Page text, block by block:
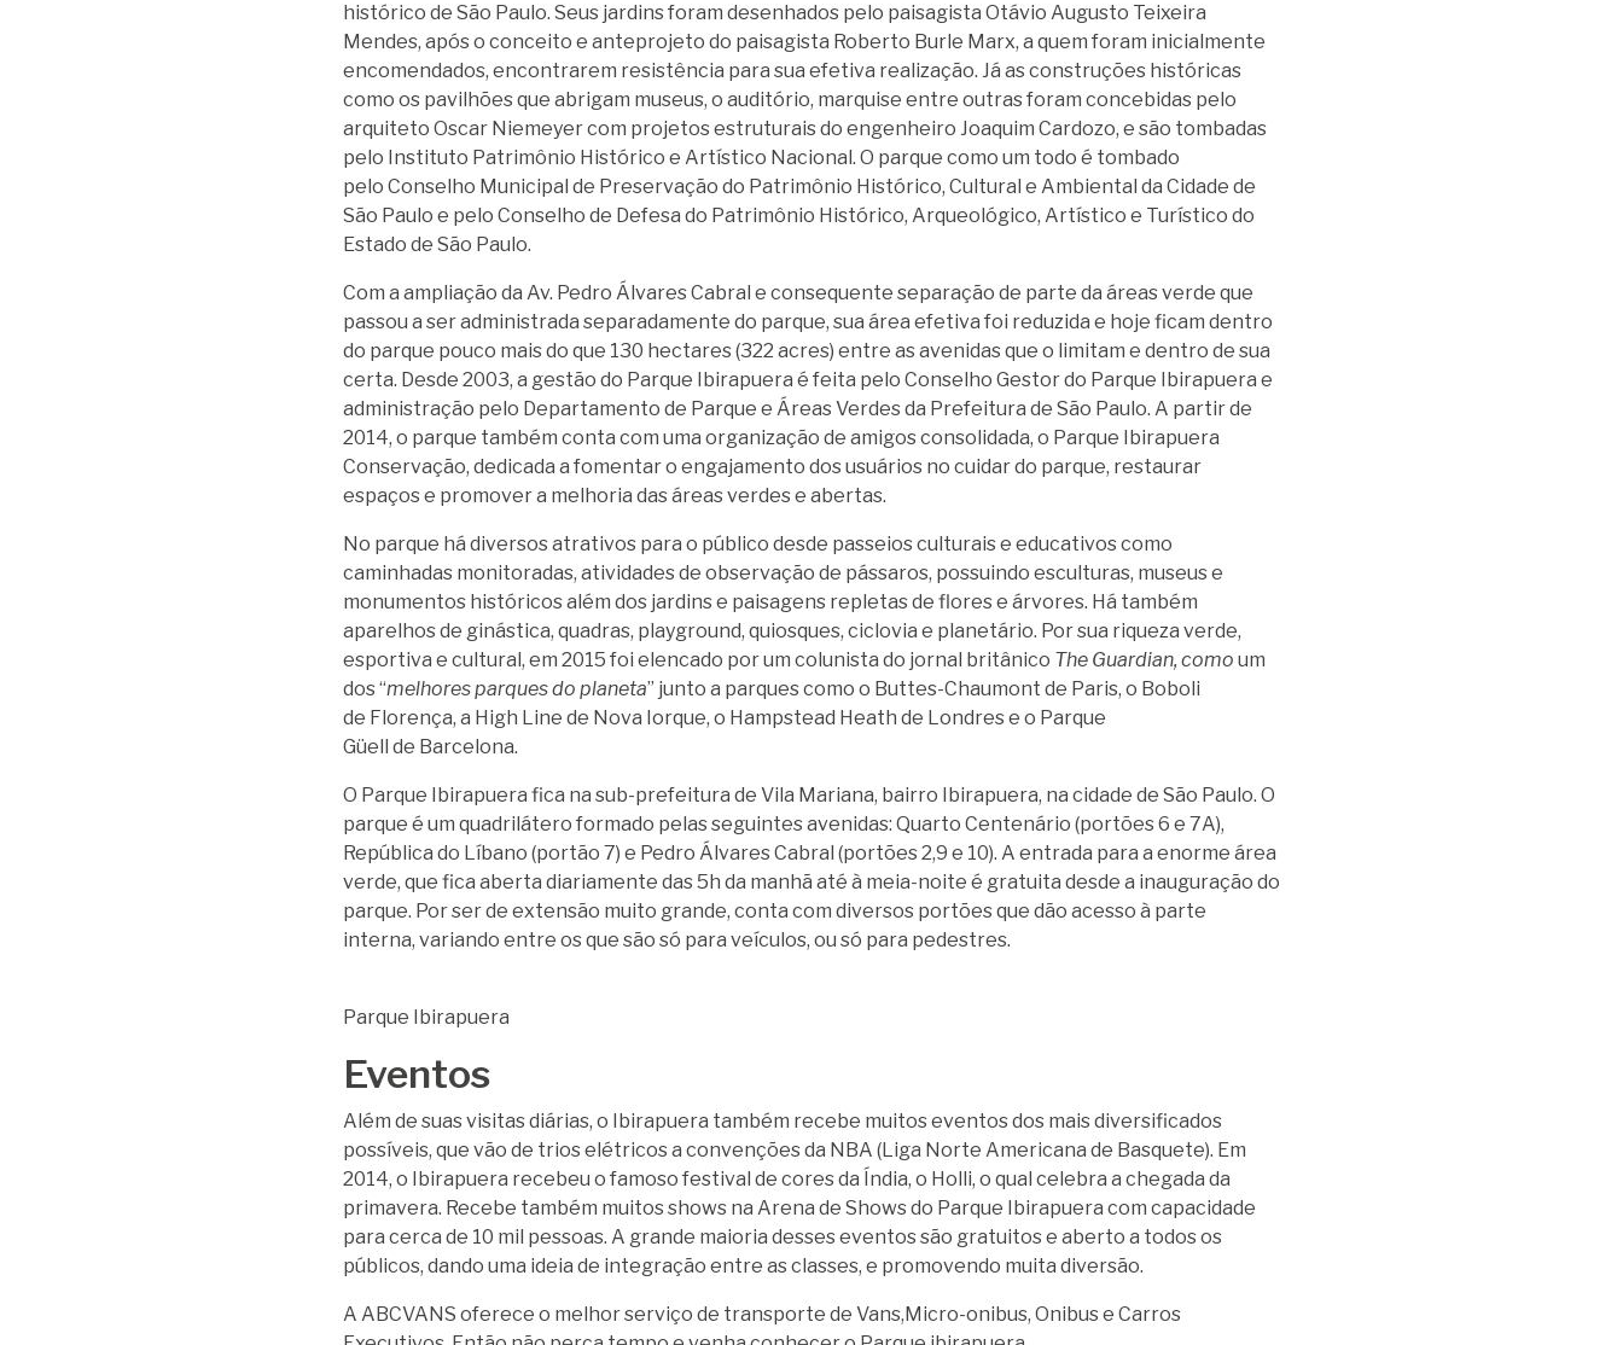
histórico de São Paulo. Seus jardins foram desenhados pelo paisagista Otávio Augusto Teixeira
Mendes, após o conceito e anteprojeto do paisagista Roberto Burle Marx, a quem foram inicialmente
encomendados, encontrarem resistência para sua efetiva realização. Já as construções históricas
como os pavilhões que abrigam museus, o auditório, marquise entre outras foram concebidas pelo
arquiteto Oscar Niemeyer com projetos estruturais do engenheiro Joaquim Cardozo, e são tombadas
pelo Instituto Patrimônio Histórico e Artístico Nacional. O parque como um todo é tombado
pelo Conselho Municipal de Preservação do Patrimônio Histórico, Cultural e Ambiental da Cidade de
São Paulo e pelo Conselho de Defesa do Patrimônio Histórico, Arqueológico, Artístico e Turístico do
Estado de São Paulo.
Com a ampliação da Av. Pedro Álvares Cabral e consequente separação de parte da áreas verde que
passou a ser administrada separadamente do parque, sua área efetiva foi reduzida e hoje ficam dentro
do parque pouco mais do que 130 hectares (322 acres) entre as avenidas que o limitam e dentro de sua
certa. Desde 2003, a gestão do Parque Ibirapuera é feita pelo Conselho Gestor do Parque Ibirapuera e
administração pelo Departamento de Parque e Áreas Verdes da Prefeitura de São Paulo. A partir de
2014, o parque também conta com uma organização de amigos consolidada, o Parque Ibirapuera
Conservação, dedicada a fomentar o engajamento dos usuários no cuidar do parque, restaurar
espaços e promover a melhoria das áreas verdes e abertas.
No parque há diversos atrativos para o público desde passeios culturais e educativos como
caminhadas monitoradas, atividades de observação de pássaros, possuindo esculturas, museus e
monumentos históricos além dos jardins e paisagens repletas de flores e árvores. Há também
aparelhos de ginástica, quadras, playground, quiosques, ciclovia e planetário. Por sua riqueza verde,
esportiva e cultural, em 2015 foi elencado por um colunista do jornal britânico The Guardian, como um
dos “melhores parques do planeta” junto a parques como o Buttes-Chaumont de Paris, o Boboli
de Florença, a High Line de Nova Iorque, o Hampstead Heath de Londres e o Parque
Güell de Barcelona.
O Parque Ibirapuera fica na sub-prefeitura de Vila Mariana, bairro Ibirapuera, na cidade de São Paulo. O
parque é um quadrilátero formado pelas seguintes avenidas: Quarto Centenário (portões 6 e 7A),
República do Líbano (portão 7) e Pedro Álvares Cabral (portões 2,9 e 10). A entrada para a enorme área
verde, que fica aberta diariamente das 5h da manhã até à meia-noite é gratuita desde a inauguração do
parque. Por ser de extensão muito grande, conta com diversos portões que dão acesso à parte
interna, variando entre os que são só para veículos, ou só para pedestres.
Parque Ibirapuera
Eventos
Além de suas visitas diárias, o Ibirapuera também recebe muitos eventos dos mais diversificados
possíveis, que vão de trios elétricos a convenções da NBA (Liga Norte Americana de Basquete). Em
2014, o Ibirapuera recebeu o famoso festival de cores da Índia, o Holli, o qual celebra a chegada da
primavera. Recebe também muitos shows na Arena de Shows do Parque Ibirapuera com capacidade
para cerca de 10 mil pessoas. A grande maioria desses eventos são gratuitos e aberto a todos os
públicos, dando uma ideia de integração entre as classes, e promovendo muita diversão.
A ABCVANS oferece o melhor serviço de transporte de Vans,Micro-onibus, Onibus e Carros